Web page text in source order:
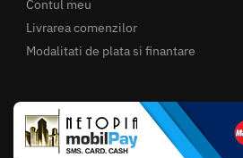
Contul meu
Livrarea comenzilor
Modalitati de plata si finantare